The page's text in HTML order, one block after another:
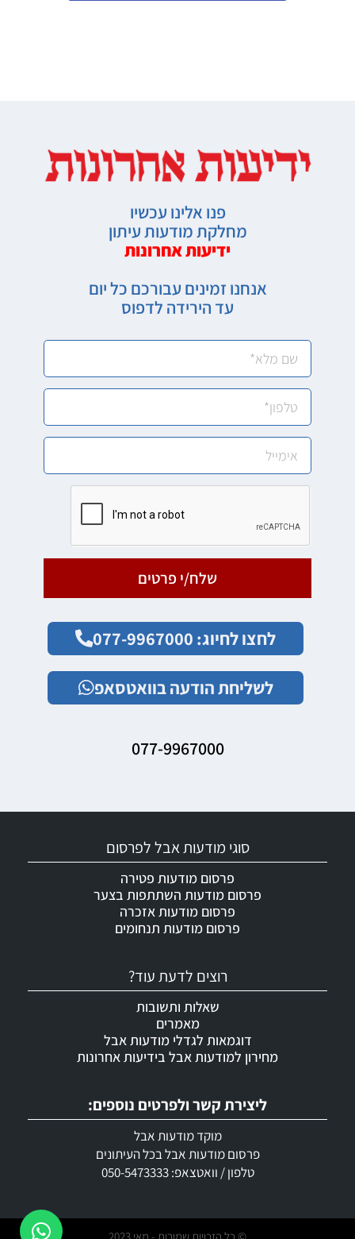
פנו אלינו עכשיו
מחלקת מודעות עיתון
ידיעות אחרונות
אנחנו זמינים עבורכם כל יום
עד הירידה לדפוס
שלח/י פרטים
לחצו לחיוג: 077-9967000
לשליחת הודעה בוואטסאפ
077-9967000
ליצירת קשר ולפרטים נוספים:
מוקד מודעות אבל
פרסום מודעות אבל בכל העיתונים
טלפון / וואטצאפ: 050-5473333
רוצים לדעת עוד?
שאלות ותשובות
מאמרים
דוגמאות לגדלי מודעות אבל
מחירון למודעות אבל בידיעות אחרונות
סוגי מודעות אבל לפרסום
פרסום מודעות פטירה
פרסום מודעות השתתפות בצער
פרסום מודעות אזכרה
פרסום מודעות תנחומים